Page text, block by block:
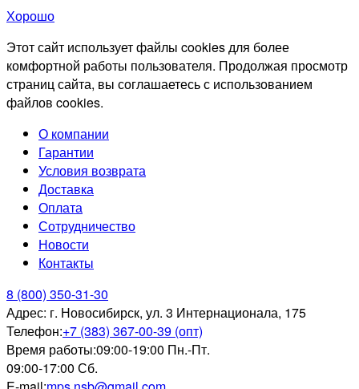
Хорошо
Этот сайт использует файлы cookies для более
комфортной работы пользователя. Продолжая просмотр
страниц сайта, вы соглашаетесь с использованием
файлов cookies.
О компании
Гарантии
Условия возврата
Доставка
Оплата
Сотрудничество
Новости
Контакты
8 (800) 350-31-30
Адрес: г. Новосибирск, ул. 3 Интернационала, 175
Телефон:+7 (383) 367-00-39 (опт)
Время работы:09:00-19:00 Пн.-Пт.
09:00-17:00 Сб.